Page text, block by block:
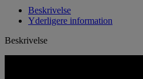
Beskrivelse
Yderligere information
Beskrivelse